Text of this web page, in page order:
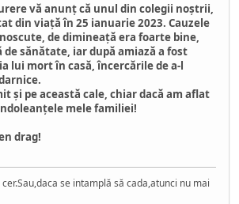
vă anunț că unul din colegii noștrii,
din viață în 25 ianuarie 2023. Cauzele
de dimineață era foarte bine,
de sănătate, iar după amiază a fost
lui mort în casă, încercările de a-l
și pe această cale, chiar dacă am aflat
mele familiei!
drag!
se intamplă să cada,atunci nu mai